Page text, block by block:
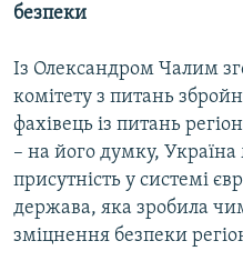
безпеки
Із Олександром Чалим
комітету з питань
фахівець із питань
– на його думку,
присутність у системі
держава, яка зробила
зміцнення безпеки